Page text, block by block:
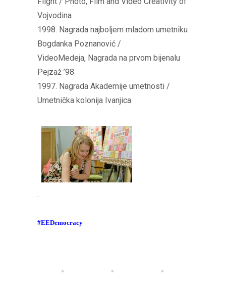
Vojvodina
1998. Nagrada najboljem mladom umetniku
Bogdanka Poznanović /
VideoMedeja, Nagrada na prvom bijenalu
Pejzaž ’98
1997. Nagrada Akademije umetnosti /
Umetnička kolonija Ivanjica
.
.
#EEDemocracy